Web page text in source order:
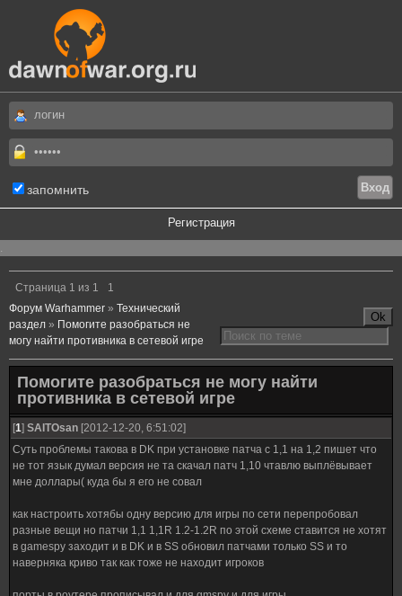
запомнить
Регистрация
.
Страница 1 из 1
1
Форум Warhammer » Технический
раздел » Помогите разобраться не
могу найти противника в сетевой игре
Помогите разобраться не могу найти
противника в сетевой игре
[1] SAITOsan [2012-12-20, 6:51:02]
Суть проблемы такова в DK при установке патча с 1,1 на 1,2 пишет что
не тот язык думал версия не та скачал патч 1,10 чтавлю выплёвывает
мне доллары( куда бы я его не совал
как настроить хотябы одну версию для игры по сети перепробовал
разные вещи но патчи 1,1 1,1R 1.2-1.2R по этой схеме ставится не хотят
в gamespy заходит и в DK и в SS обновил патчами только SS и то
наверняка криво так как тоже не находит игроков